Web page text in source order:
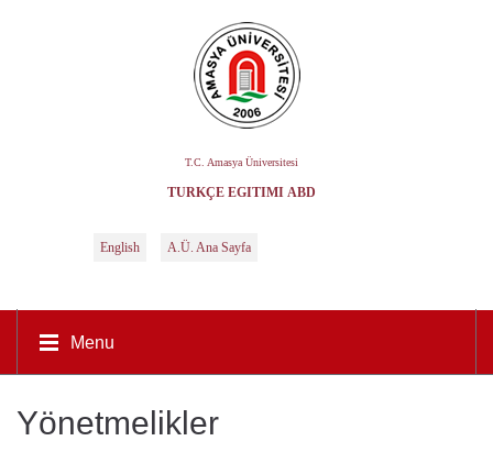
T.C. Amasya Üniversitesi
TÜRKÇE EĞITIMI ABD
English A.Ü. Ana Sayfa
Menu
Yönetmelikler